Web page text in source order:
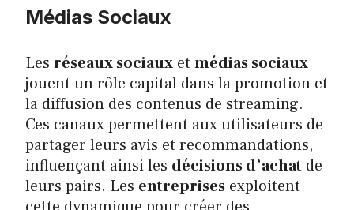
Médias Sociaux
Les réseaux sociaux et médias sociaux
jouent un rôle capital dans la promotion et
la diffusion des contenus de streaming.
Ces canaux permettent aux utilisateurs de
partager leurs avis et recommandations,
influençant ainsi les décisions d’achat de
leurs pairs. Les entreprises exploitent